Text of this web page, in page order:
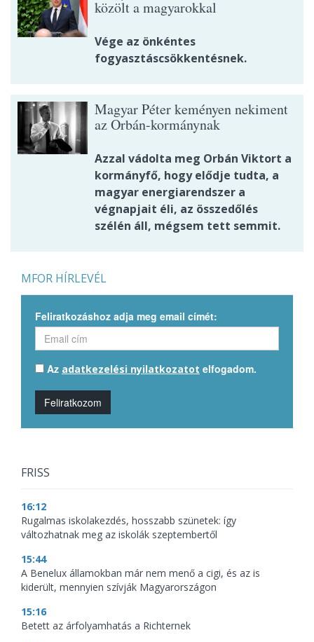
közölt a magyarokkal
Vége az önkéntes
fogyasztáscsökkentésnek.
Magyar Péter keményen nekiment
az Orbán-kormánynak
Azzal vádolta meg Orbán Viktort a
kormányfő, hogy elődje tudta, a
magyar energiarendszer a
végnapjait éli, az összedőlés
szélén áll, mégsem tett semmit.
MFOR HÍRLEVÉL
Feliratkozáshoz adja meg email címét:
Az adatkezelési nyilatkozatot elfogadom.
Feliratkozom
FRISS
16:12
Rugalmas iskolakezdés, hosszabb szünetek: így
változhatnak meg az iskolák szeptembertől
15:44
A Benelux államokban már nem menő a cigi, és az is
kiderült, mennyien szívják Magyarországon
15:16
Betett az árfolyamhatás a Richternek